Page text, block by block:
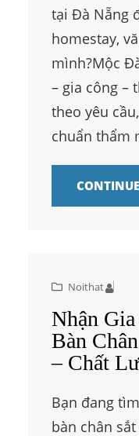
tại Đà Nẵng
homestay,
mình?Mộc
– gia công –
theo yêu
chuẩn thẩm
Noithat
Nhận
Bàn
– Chất
Bạn đang
bàn chân